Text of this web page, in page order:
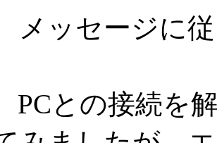
メッセージに
PCとの接続を